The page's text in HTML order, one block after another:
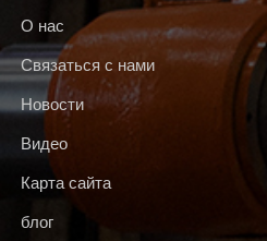
О нас
Связаться с нами
Новости
Видео
Карта сайта
блог